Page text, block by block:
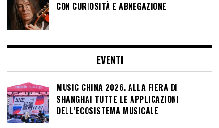
CON CURIOSITÀ E ABNEGAZIONE
EVENTI
MUSIC CHINA 2026. ALLA FIERA DI
SHANGHAI TUTTE LE APPLICAZIONI
DELL’ECOSISTEMA MUSICALE